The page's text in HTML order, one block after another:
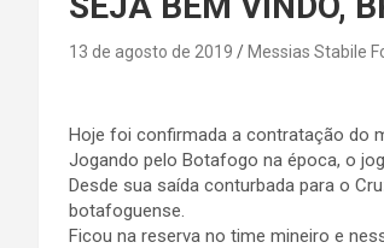
13 de agosto de 2019 Messias Stabile
Hoje foi confirmada a contratação do
Jogando pelo Botafogo na época, o
Desde sua saída conturbada para o
botafoguense.
Ficou na reserva no time mineiro e